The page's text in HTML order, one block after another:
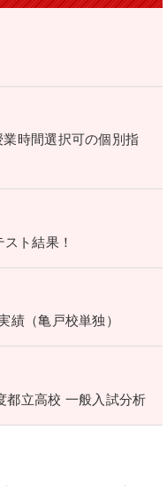
時間選択可の個別指
ト結果！
績（亀戸校単独）
都立高校 一般入試分析